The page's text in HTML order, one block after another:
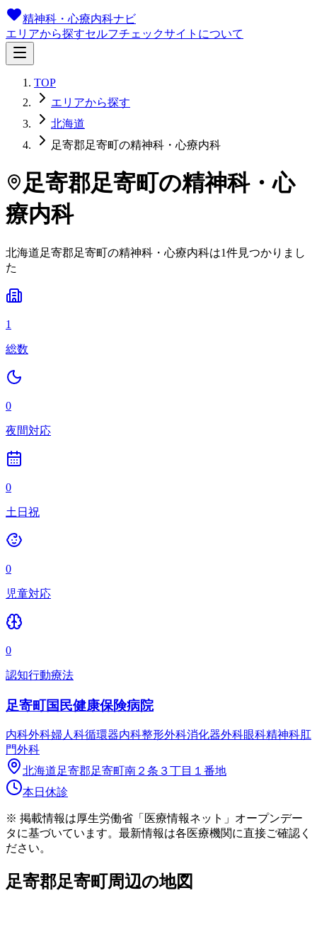
精神科・心療内科ナビ
エリアから探すセルフチェックサイトについて
TOP
エリアから探す
北海道
足寄郡足寄町の精神科・心療内科
足寄郡足寄町の精神科・心
療内科
北海道足寄郡足寄町の精神科・心療内科は1件見つかりまし
た
1
総数
0
夜間対応
0
土日祝
0
児童対応
0
認知行動療法
足寄町国民健康保険病院
内科外科婦人科循環器内科整形外科消化器外科眼科精神科肛
門外科
北海道足寄郡足寄町南２条３丁目１番地
本日休診
※ 掲載情報は厚生労働省「医療情報ネット」オープンデー
タに基づいています。最新情報は各医療機関に直接ご確認く
ださい。
足寄郡足寄町 周辺の地図